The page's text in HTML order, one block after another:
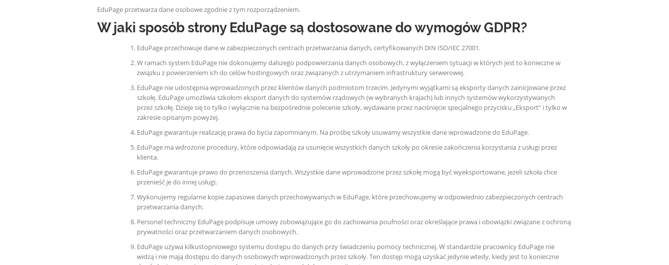
EduPage przetwarza dane osobowe zgodnie z tym rozporządzeniem.
W jaki sposób strony EduPage są dostosowane do wymogów GDPR?
EduPage przechowuje dane w zabezpieczonych centrach przetwarzania danych, certyfikowanych DIN ISO/IEC 27001.
W ramach system EduPage nie dokonujemy dalszego podpowierzania danych osobowych, z wyłączeniem sytuacji w których jest to konieczne w
związku z powierzeniem ich do celów hostingowych oraz związanych z utrzymaniem infrastruktury serwerowej.
EduPage nie udostępnia wprowadzonych przez klientów danych podmiotom trzecim. Jedynymi wyjątkami są eksporty danych zainicjowane przez
szkołę. EduPage umożliwia szkołom eksport danych do systemów rządowych (w wybranych krajach) lub innych systemów wykorzystywanych
przez szkołę. Dzieje się to tylko i wyłącznie na bezpośrednie polecenie szkoły, wydawane przez naciśnięcie specjalnego przycisku „Eksport” i tylko w
zakresie opisanym powyżej.
EduPage gwarantuje realizację prawa do bycia zapomnianym. Na prośbę szkoły usuwamy wszystkie dane wprowadzone do EduPage.
EduPage ma wdrożone procedury, które odpowiadają za usunięcie wszystkich danych szkoły po okresie zakończenia korzystania z usługi przez
klienta.
EduPage gwarantuje prawo do przenoszenia danych. Wszystkie dane wprowadzone przez szkołę mogą być wyeksportowane, jeżeli szkoła chce
przenieść je do innej usługi.
Wykonujemy regularne kopie zapasowe danych przechowywanych w EduPage, które przechowujemy w odpowiednio zabezpieczonych centrach
przetwarzania danych.
Personel techniczny EduPage podpisuje umowy zobowiązujące go do zachowania poufności oraz określające prawa i obowiązki związane z ochroną
prywatności oraz przetwarzaniem danych osobowych.
EduPage używa kilkustopniowego systemu dostępu do danych przy świadczeniu pomocy technicznej. W standardzie pracownicy EduPage nie
widzą i nie mają dostępu do danych osobowych wprowadzonych przez szkoły. Ten dostęp mogą uzyskać jedynie wtedy, kiedy jest to konieczne